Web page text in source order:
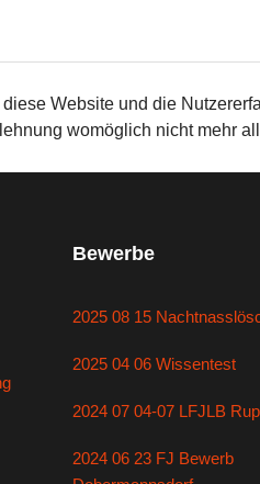
Bewerbe
2025 08 15
2025 04 06 Wissentest
2024 07 04-07 LFJLB
2024 06 23 FJ Bewerb
Website und die
womöglich nicht mehr